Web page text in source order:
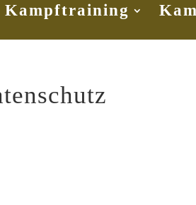
Kampftraining